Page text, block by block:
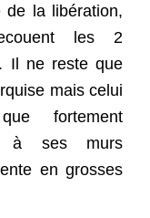
de la libération,
les 2
Il ne reste que
mais celui
fortement
à ses murs
en grosses